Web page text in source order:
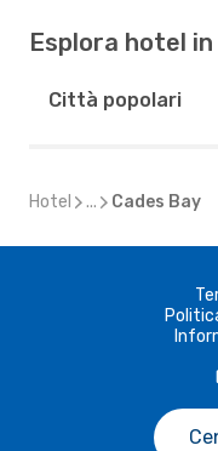
Esplora hotel
Città popolari
Hotel ... Cades Bay